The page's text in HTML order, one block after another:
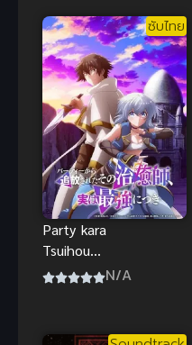
ซากิและเอริ
นะทั้งสอง
วางแผนที่จะ
ไป
ซับไทย
Party kara
Tsuihou
sareta Sono
Saikyou ni
N/A